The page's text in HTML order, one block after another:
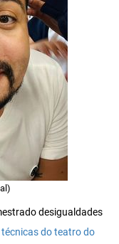
desigualdades
técnicas do teatro do